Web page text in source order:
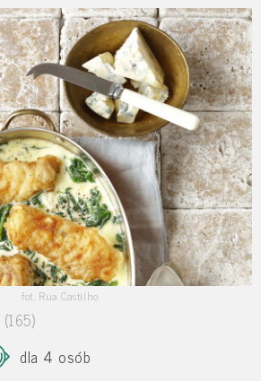
fot. Rua Castilho
(165)
dla 4 osób